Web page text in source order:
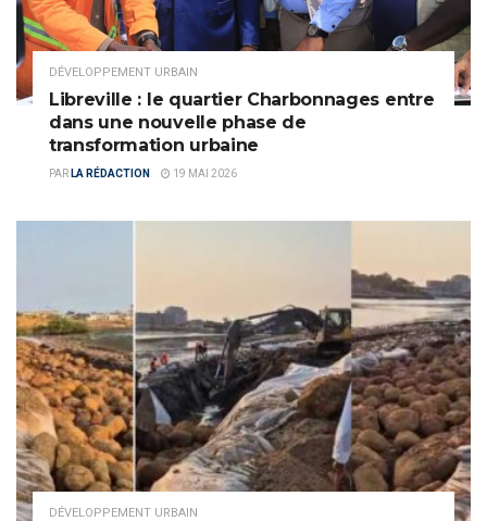
DÉVELOPPEMENT URBAIN
Libreville : le quartier Charbonnages entre
dans une nouvelle phase de
transformation urbaine
PAR LA RÉDACTION 19 MAI 2026
DÉVELOPPEMENT URBAIN